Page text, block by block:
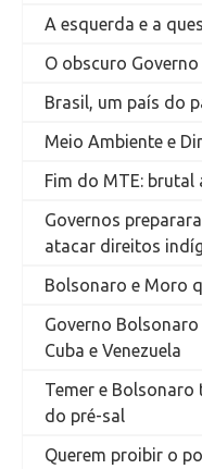
A esquerda e a
O obscuro
Brasil, um país do
Meio Ambiente e
Fim do MTE:
Governos
atacar direitos
Bolsonaro e Moro
Governo
Cuba e Venezuela
Temer e
do pré-sal
Querem proibir o